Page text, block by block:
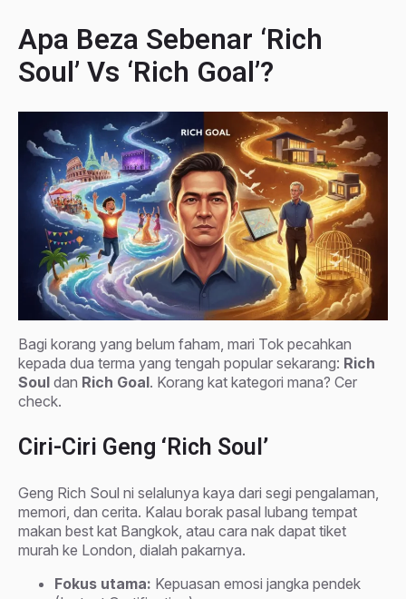
Apa Beza Sebenar ‘Rich
Soul’ Vs ‘Rich Goal’?
Bagi korang yang belum faham, mari Tok pecahkan
kepada dua terma yang tengah popular sekarang: Rich
Soul dan Rich Goal. Korang kat kategori mana? Cer
check.
Ciri-Ciri Geng ‘Rich Soul’
Geng Rich Soul ni selalunya kaya dari segi pengalaman,
memori, dan cerita. Kalau borak pasal lubang tempat
makan best kat Bangkok, atau cara nak dapat tiket
murah ke London, dialah pakarnya.
Fokus utama: Kepuasan emosi jangka pendek